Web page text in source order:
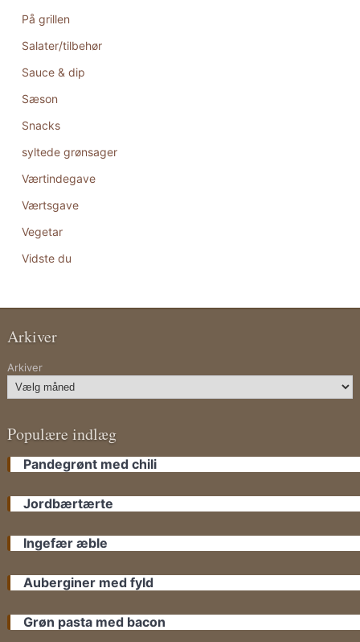
På grillen
Salater/tilbehør
Sauce & dip
Sæson
Snacks
syltede grønsager
Værtindegave
Værtsgave
Vegetar
Vidste du
Arkiver
Arkiver
Populære indlæg
Pandegrønt med chili
Jordbærtærte
Ingefær æble
Auberginer med fyld
Grøn pasta med bacon